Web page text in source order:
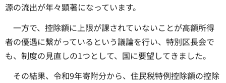
源の流出が年々顕著になっています。
一方で、控除額に上限が課されていないことが高額所得
者の優遇に繋がっているという議論を行い、特別区長会で
も、制度の見直しの1つとして、国に要望してきました。
その結果、令和9年寄附分から、住民税特例控除額の控除